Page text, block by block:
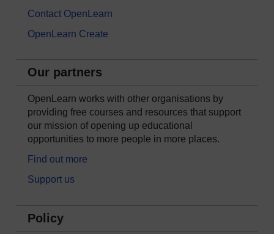
Contact OpenLearn
OpenLearn Create
Our partners
OpenLearn works with other organisations by
providing free courses and resources that support
our mission of opening up educational
opportunities to more people in more places.
Find out more
Support us
Policy